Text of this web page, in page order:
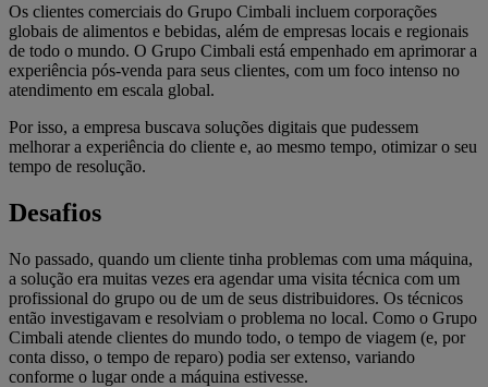
Os clientes comerciais do Grupo Cimbali incluem corporações
globais de alimentos e bebidas, além de empresas locais e regionais
de todo o mundo. O Grupo Cimbali está empenhado em aprimorar a
experiência pós-venda para seus clientes, com um foco intenso no
atendimento em escala global.
Por isso, a empresa buscava soluções digitais que pudessem
melhorar a experiência do cliente e, ao mesmo tempo, otimizar o seu
tempo de resolução.
Desafios
No passado, quando um cliente tinha problemas com uma máquina,
a solução era muitas vezes era agendar uma visita técnica com um
profissional do grupo ou de um de seus distribuidores. Os técnicos
então investigavam e resolviam o problema no local. Como o Grupo
Cimbali atende clientes do mundo todo, o tempo de viagem (e, por
conta disso, o tempo de reparo) podia ser extenso, variando
conforme o lugar onde a máquina estivesse.